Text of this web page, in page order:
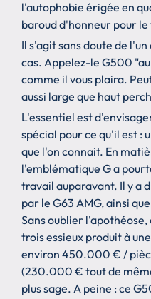
l'autophobie érigée en
baroud d'honneur pour le
Il s'agit sans doute de
cas. Appelez-le G500
comme il vous plaira.
aussi large que haut
L'essentiel est
spécial pour ce qu'il est :
que l'on connait. En
l'emblématique G a
travail auparavant. Il y a
par le G63 AMG, ainsi
Sans oublier
trois essieux produit à
environ 450.000 € /
(230.000 € tout de
plus sage. A peine : ce